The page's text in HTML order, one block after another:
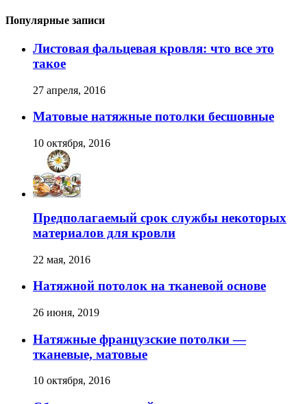
Популярные записи
Листовая фальцевая кровля: что все это
такое
27 апреля, 2016
Матовые натяжные потолки бесшовные
10 октября, 2016
Предполагаемый срок службы некоторых
материалов для кровли
22 мая, 2016
Натяжной потолок на тканевой основе
26 июня, 2019
Натяжные французские потолки —
тканевые, матовые
10 октября, 2016